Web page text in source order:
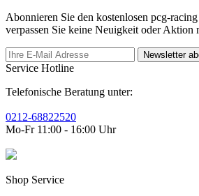
Abonnieren Sie den kostenlosen pcg-
verpassen Sie keine Neuigkeit oder Aktion
Newsletter
Service Hotline
Telefonische Beratung unter:
0212-68822520
Mo-Fr 11:00 - 16:00 Uhr
Shop Service